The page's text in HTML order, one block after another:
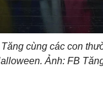
cùng các con
Ảnh: FB